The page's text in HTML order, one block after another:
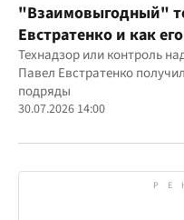
"Взаимовыгодный"
Евстратенко и как
бюджетным
Технадзор или контроль
Павел Евстратенко
подряды
30.07.2026 14:00